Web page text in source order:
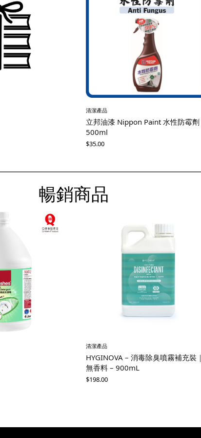
清潔產品
立邦油漆 Nippon Paint 水性防霉劑
500ml
$35.00
暢銷商品
清潔產品
HYGINOVA – 消毒除臭噴霧補充裝｜
無香料 – 900mL
$198.00